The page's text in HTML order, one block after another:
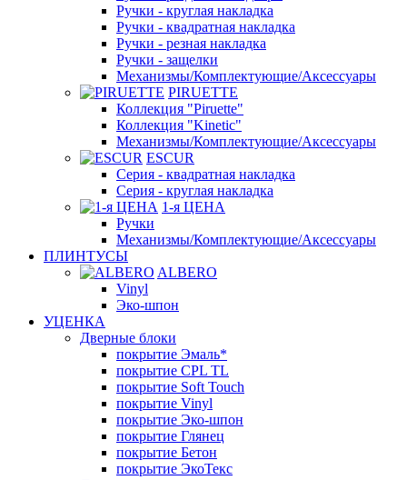
Ручки - круглая накладка
Ручки - квадратная накладка
Ручки - резная накладка
Ручки - защелки
Механизмы/Комплектующие/Аксессуары
PIRUETTE
Коллекция "Piruette"
Коллекция "Kinetic"
Механизмы/Комплектующие/Аксессуары
ESCUR
Серия - квадратная накладка
Серия - круглая накладка
1-я ЦЕНА
Ручки
Механизмы/Комплектующие/Аксессуары
ПЛИНТУСЫ
ALBERO
Vinyl
Эко-шпон
УЦЕНКА
Дверные блоки
покрытие Эмаль*
покрытие CPL TL
покрытие Soft Touch
покрытие Vinyl
покрытие Эко-шпон
покрытие Глянец
покрытие Бетон
покрытие ЭкоТекс